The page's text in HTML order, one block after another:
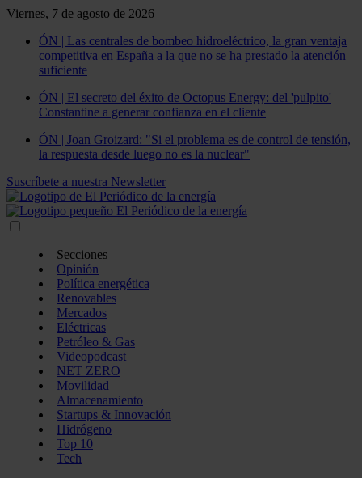
Viernes, 7 de agosto de 2026
ÓN | Las centrales de bombeo hidroeléctrico, la gran ventaja
competitiva en España a la que no se ha prestado la atención
suficiente
ÓN | El secreto del éxito de Octopus Energy: del 'pulpito'
Constantine a generar confianza en el cliente
ÓN | Joan Groizard: "Si el problema es de control de tensión,
la respuesta desde luego no es la nuclear"
Suscríbete a nuestra Newsletter
Secciones
Opinión
Política energética
Renovables
Mercados
Eléctricas
Petróleo & Gas
Videopodcast
NET ZERO
Movilidad
Almacenamiento
Startups & Innovación
Hidrógeno
Top 10
Tech